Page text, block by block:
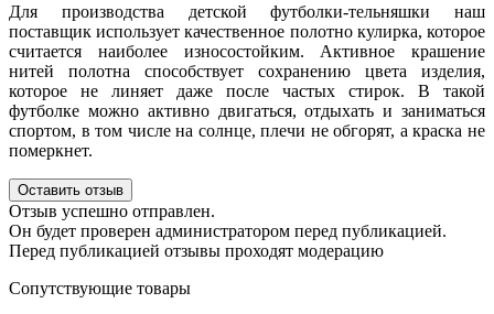
Для производства детской футболки-тельняшки наш
поставщик использует качественное полотно кулирка, которое
считается наиболее износостойким. Активное крашение
нитей полотна способствует сохранению цвета изделия,
которое не линяет даже после частых стирок. В такой
футболке можно активно двигаться, отдыхать и заниматься
спортом, в том числе на солнце, плечи не обгорят, а краска не
померкнет.
Оставить отзыв
Отзыв успешно отправлен.
Он будет проверен администратором перед публикацией.
Перед публикацией отзывы проходят модерацию
Сопутствующие товары